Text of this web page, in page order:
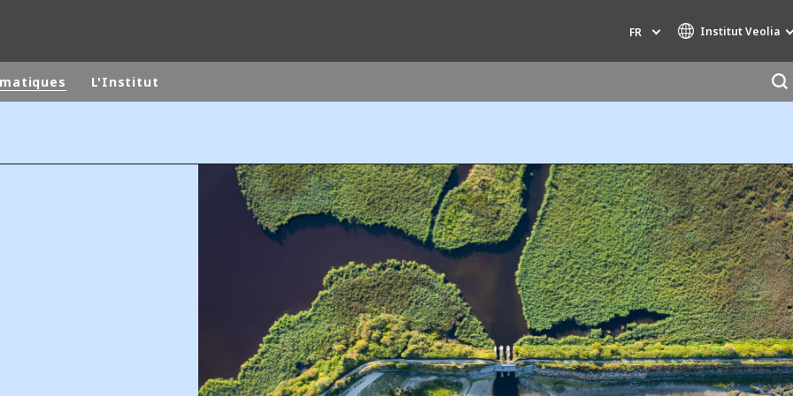
FR Institut Veolia
AUSTRALIE ET NOUVELLE ZÉLANDE
AIR QUALITY
INGÉNIERIE & CONSEIL
HAZARDOUS WASTE EUROPE
INDUSTRIES GLOBAL SOLUTIONS
NUCLEAR SOLUTIONS
OFIS
SEDE BENELUX
VEOLIA AGRICULTURE
L'Institut